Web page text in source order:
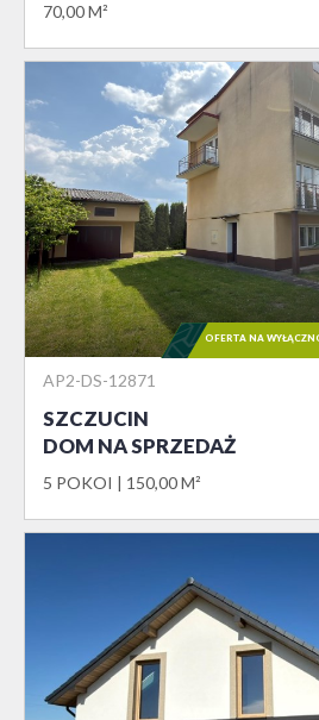
70,00 M²
AP2-DS-12871
SZCZUCIN
DOM NA SPRZEDAŻ
5 POKOI 150,00 M²
OFERTA NA